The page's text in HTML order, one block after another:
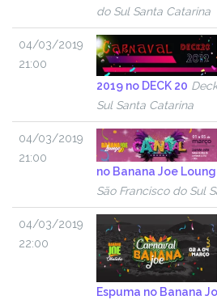
do Sul Santa Catarina
04/03/2019
21:00
2019 no DECK 20
Sul Santa Catarina
04/03/2019
21:00
no Banana Joe
São Francisco do Sul
04/03/2019
22:00
Espuma no Banana